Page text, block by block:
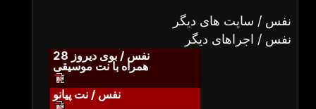
نفس / سایت های دیگر
نفس / اجراهای دیگر
نفس / بوی دیروز 28
همراه با نت موسیقی
نفس / نت پیانو